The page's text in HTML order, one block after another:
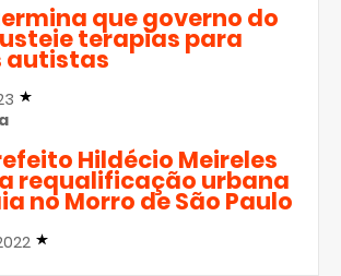
que governo do
terapias para
autistas
Hildécio Meireles
requalificação urbana
no Morro de São Paulo